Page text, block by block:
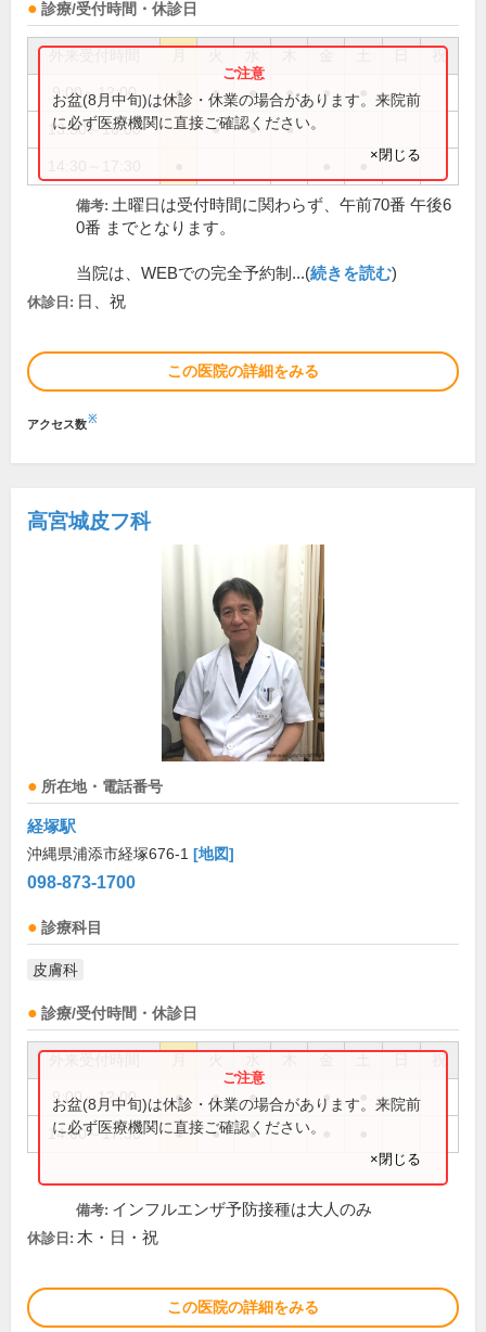
診療/受付時間・休診日
祝
9:00～12:00 ● ● ● ● ●
13:30～16:00 ● ● ●
お盆(8月中旬)は休診・休業の場合があります。来院前
に必ず医療機関に直接ご確認ください。
×閉じる
備考: 土曜日は受付時間に関わらず、午前70番 午後6
0番 までとなります。
当院は、WEBでの完全予約制...(続きを読む)
休診日: 日、祝
この医院の詳細をみる
アクセス数※
高宮城皮フ科
所在地・電話番号
経塚駅
沖縄県浦添市経塚676-1 [地図]
098-873-1700
診療科目
皮膚科
診療/受付時間・休診日
祝
9:00～12:00 ● ● ● ●
14:00～17:30 ● ● ●
お盆(8月中旬)は休診・休業の場合があります。来院前
に必ず医療機関に直接ご確認ください。
×閉じる
備考: インフルエンザ予防接種は大人のみ
休診日: 木・日・祝
この医院の詳細をみる